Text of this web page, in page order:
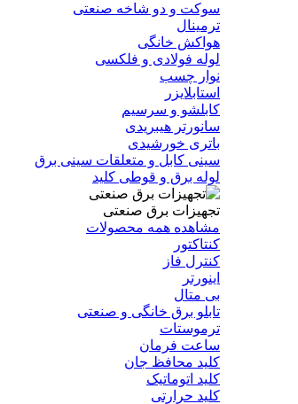
سوکت و دو شاخه صنعتی
ترمینال
هواکش خانگی
لوله فولادی و فلکسی
نوار چسب
استابلایزر
کابلشو و سرسیم
سانورتر هیبریدی
باتری خورشیدی
سینی کابل و متعلقات سینی برق
لوله برق و قوطی کلید
تجهیزات برق صنعتی
مشاهده همه محصولات
کنتاکتور
کنترل فاز
اینورتر
بی متال
تابلو برق خانگی و صنعتی
ترموستات
ساعت فرمان
کلید محافظ جان
کلید اتوماتیک
کلید حرارتی